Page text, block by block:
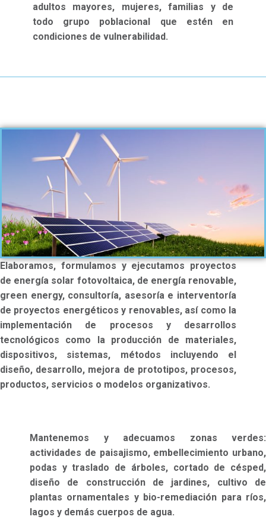
adultos mayores, mujeres, familias y de
todo grupo poblacional que estén en
condiciones de vulnerabilidad.
Elaboramos, formulamos y ejecutamos proyectos
de energía solar fotovoltaica, de energía renovable,
green energy, consultoría, asesoría e interventoría
de proyectos energéticos y renovables, así como la
implementación de procesos y desarrollos
tecnológicos como la producción de materiales,
dispositivos, sistemas, métodos incluyendo el
diseño, desarrollo, mejora de prototipos, procesos,
productos, servicios o modelos organizativos.
Mantenemos y adecuamos zonas verdes:
actividades de paisajismo, embellecimiento urbano,
podas y traslado de árboles, cortado de césped,
diseño de construcción de jardines, cultivo de
plantas ornamentales y bio-remediación para ríos,
lagos y demás cuerpos de agua.